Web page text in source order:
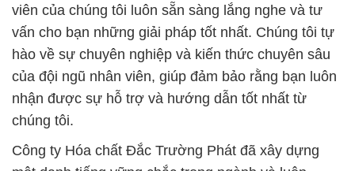
viên của chúng tôi luôn sẵn sàng lắng nghe và tư
vấn cho bạn những giải pháp tốt nhất. Chúng tôi tự
hào về sự chuyên nghiệp và kiến thức chuyên sâu
của đội ngũ nhân viên, giúp đảm bảo rằng bạn luôn
nhận được sự hỗ trợ và hướng dẫn tốt nhất từ
chúng tôi.
Công ty Hóa chất Đắc Trường Phát đã xây dựng